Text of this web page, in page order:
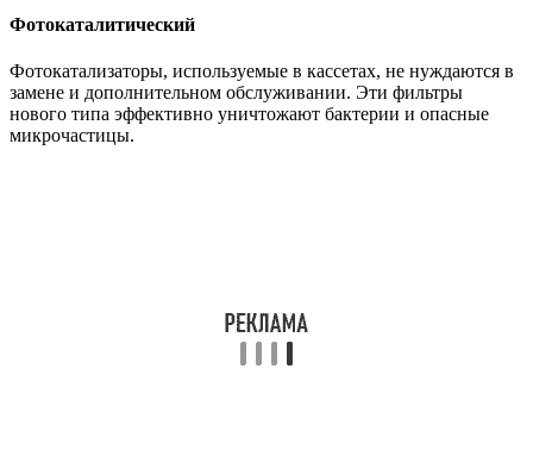
Фотокаталитический
Фотокатализаторы, используемые в кассетах, не нуждаются в
замене и дополнительном обслуживании. Эти фильтры
нового типа эффективно уничтожают бактерии и опасные
микрочастицы.